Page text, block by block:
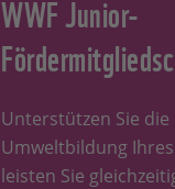
WWF Junior-
Unterstützen Sie die
Umweltbildung
leisten Sie